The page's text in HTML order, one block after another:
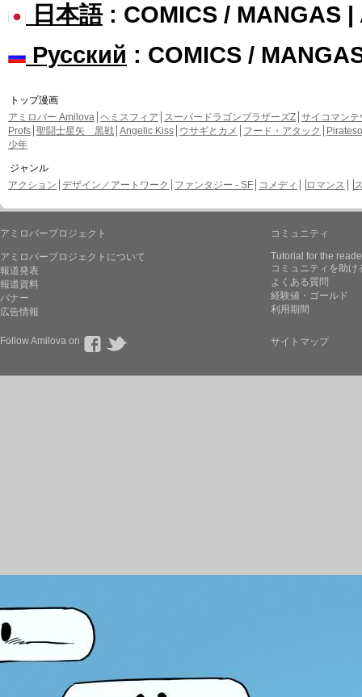
日本語: COMICS / MANGAS |
Русский : COMICS /
トップ漫画
アミロバー Amilova ヘミスフィア スーパードラゴンブラザーズZ サイコマンテ
Profs 聖闘士星矢 黒戦 Angelic Kiss ウサギとカメ フード・アタック
少年
ジャンル
アクション デザイン／アートワーク ファンタジー - SF コメディ ロマンス
アミロバープロジェクト
アミロバープロジェクトについて
報道発表
報道資料
バナー
広告情報
コミュニティ
Tutorial for the
コミュニティを助け
よくある質問
経験値・ゴールド
利用期間
Follow Amilova on サイトマップ